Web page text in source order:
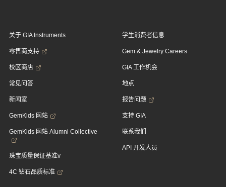
关于 GIA Instruments
零售商支持
校区商店
常见问答
新闻室
GemKids 网站
GemKids 网站 Alumni Collective
珠宝质量保证基准v
4C 钻石品质标准
学生消费者信息
Gem & Jewelry Careers
GIA 工作机会
地点
报告问题
支持 GIA
联系我们
API 开发人员